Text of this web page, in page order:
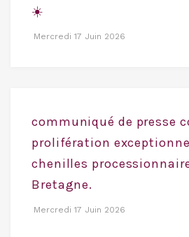
☀️
Mercredi 17 Juin 2026
communiqué de presse
prolifération
chenilles
Bretagne.
Mercredi 17 Juin 2026